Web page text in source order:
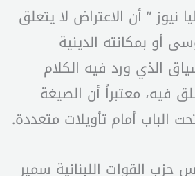
نيوز ” أن الاعتراض لا يتعلق
أو بمكانته الدينية
الذي ورد فيه الكلام
فيه، معتبراً أن الصيغة
الباب أمام تأويلات متعددة.
القوات اللبنانية سمير